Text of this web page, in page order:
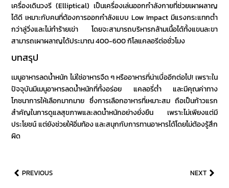
เครื่องเดินวงรี (Elliptical) เป็นเครื่องเล่นออกกำลังกายที่ช่วยเผาผลาญ
ได้ดี เหมาะกับคนที่ต้องการออกกำลังแบบ Low Impact มีแรงกระแทกต่ำ
กว่าลู่วิ่งและไม่ทำร้ายเข่า โดยจะสามารถบริหารกล้ามเนื้อได้ทั้งแขนละขา
สามารถเผาผลาญได้ประมาณ 400-600 กิโลแคลอรีต่อชั่วโมง
บทสรุป
เมนูอาหารลดน้ำหนักไม่ใช่อาหารจืด ๆ หรืออาหารที่น่าเบื่ออีกต่อไป! เพราะใน
ปัจจุบันมีเมนูอาหารลดน้ำหนักที่ทั้งอร่อย แคลอรี่ต่ำ และมีคุณค่าทาง
โภชนาการให้เลือกมากมาย ซึ่งการเลือกอาหารที่เหมาะสม ถือเป็นก้าวแรก
สำคัญในการดูแลสุขภาพและลดน้ำหนักอย่างยั่งยืน เพราะไม่เพียงแต่มี
ประโยชน์ แต่ยังช่วยให้อิ่มท้อง และสนุกกับการทานอาหารได้โดยไม่ต้องรู้สึก
ผิด
PREVIOUS NEXT